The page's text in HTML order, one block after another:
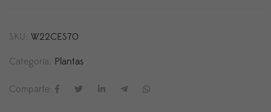
SKU: W22CES70
Categoría: Plantas
Comparte: